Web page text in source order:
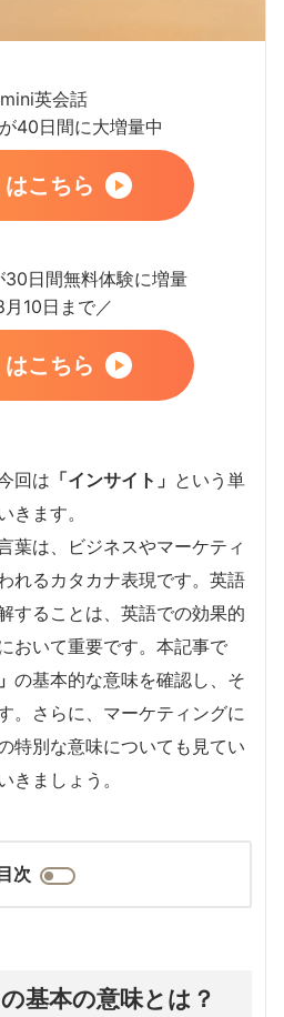
英会話
40日間に大増量中
こちら
日間無料体験に増量
月10日まで／
こちら
回は 「インサイト」 という単
きます。
葉は、ビジネスやマーケティ
れるカタカナ表現です。英語
することは、英語での効果的
おいて重要です。本記事で
の基本的な意味を確認し、そ
。さらに、マーケティングに
特別な意味についても見てい
きましょう。
次
基本の意味とは？